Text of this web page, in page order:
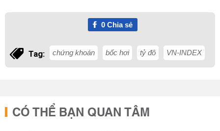
0Chia sẻ
Tag: chứng khoán bốc hơi tỷ đô VN-INDEX
CÓ THỂ BẠN QUAN TÂM